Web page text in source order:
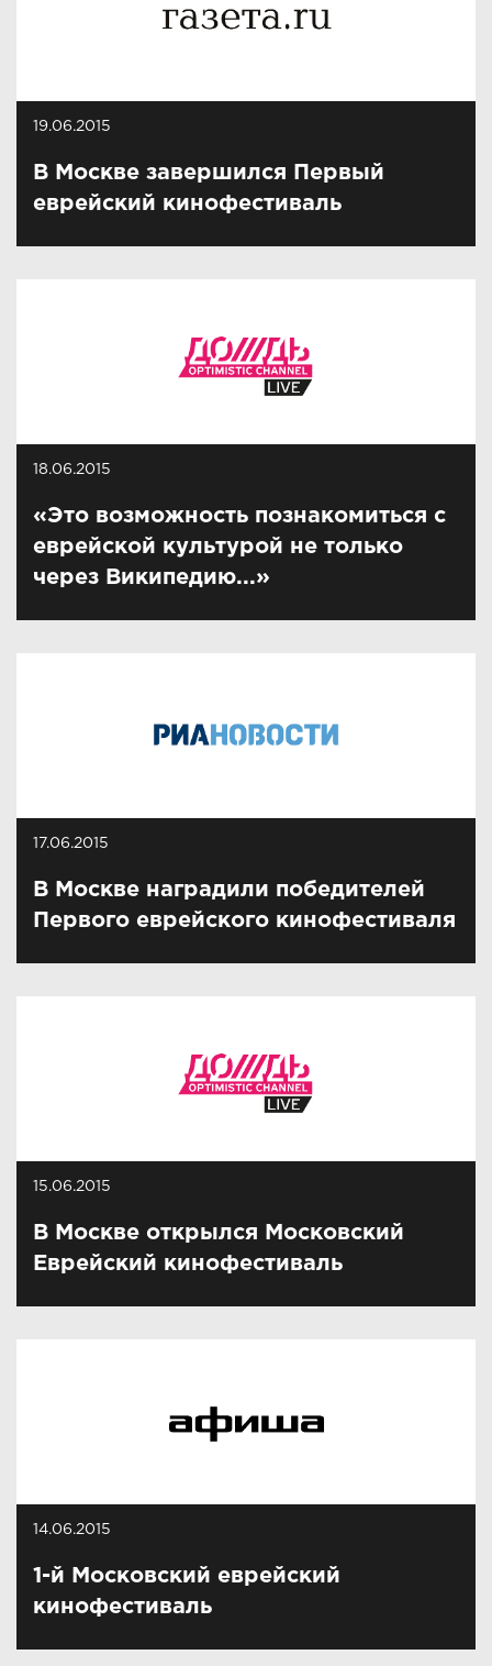
19.06.2015
В Москве завершился Первый
еврейский кинофестиваль
18.06.2015
«Это возможность познакомиться с
еврейской культурой не только
через Википедию...»
17.06.2015
В Москве наградили победителей
Первого еврейского кинофестиваля
15.06.2015
В Москве открылся Московский
Еврейский кинофестиваль
14.06.2015
1-й Московский еврейский
кинофестиваль